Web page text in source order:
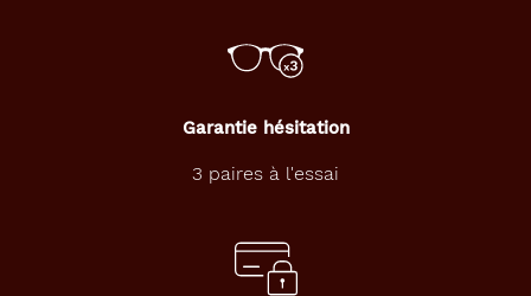
Garantie hésitation
3 paires à l'essai